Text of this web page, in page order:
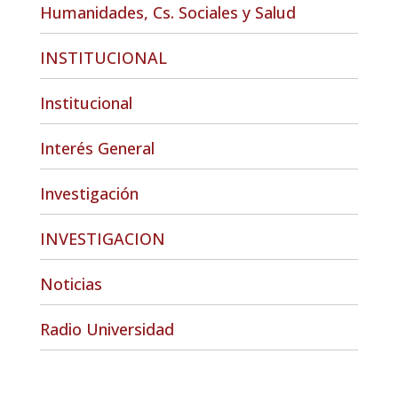
Humanidades, Cs. Sociales y Salud
INSTITUCIONAL
Institucional
Interés General
Investigación
INVESTIGACION
Noticias
Radio Universidad